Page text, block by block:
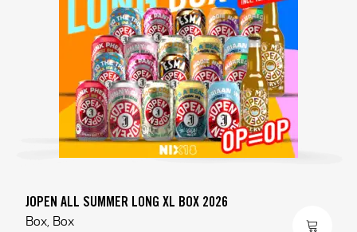
JOPEN ALL SUMMER LONG XL BOX 2026
Box, Box